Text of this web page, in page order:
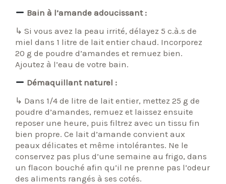
Bain à l’amande adoucissant :
↳ Si vous avez la peau irrité, délayez 5 c.à.s de
miel dans 1 litre de lait entier chaud. Incorporez
20 g de poudre d’amandes et remuez bien.
Ajoutez à l’eau de votre bain.
Démaquillant naturel :
↳ Dans 1/4 de litre de lait entier, mettez 25 g de
poudre d’amandes, remuez et laissez ensuite
reposer une heure, puis filtrez avec un tissu fin
bien propre. Ce lait d’amande convient aux
peaux délicates et même intolérantes. Ne le
conservez pas plus d’une semaine au frigo, dans
un flacon bouché afin qu’il ne prenne pas l’odeur
des aliments rangés à ses cotés.